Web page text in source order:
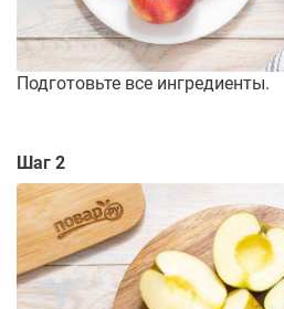
Подготовьте все ингредиенты.
Шаг 2